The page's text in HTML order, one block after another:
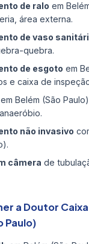
de ralo em
área externa.
de vaso
quebra.
de esgoto em
e caixa de
em Belém (São
não invasivo
câmera de
a Doutor
Paulo)